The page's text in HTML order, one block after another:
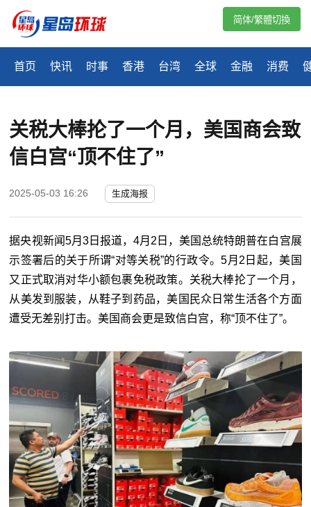
首页 快讯 时事 香港 台湾 全球 金融 消费
简体/繁體切換
关税大棒抡了一个月，美国商会致
信白宫“顶不住了”
2025-05-03 16:26 生成海报
据央视新闻5月3日报道，4月2日，美国总统特朗普在白宫展
示签署后的关于所谓“对等关税”的行政令。5月2日起，美国
又正式取消对华小额包裹免税政策。关税大棒抡了一个月，
从美发到服装，从鞋子到药品，美国民众日常生活各个方面
遭受无差别打击。美国商会更是致信白宫，称“顶不住了”。